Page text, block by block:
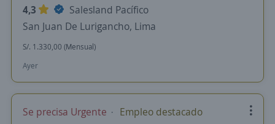
4,3
Salesland Pacífico
San Juan De Lurigancho, Lima
S/. 1.330,00 (Mensual)
Ayer
Se precisa Urgente Empleo destacado